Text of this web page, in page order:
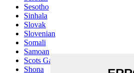
Sesotho
Sinhala
Slovak
Slovenian
Somali
Samoan
Scots Gaelic
Shona